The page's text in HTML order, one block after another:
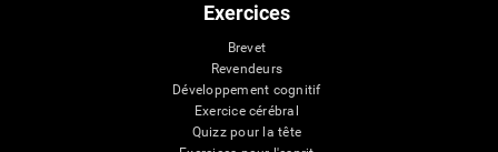
Exercices
Brevet
Revendeurs
Développement cognitif
Exercice cérébral
Quizz pour la tête